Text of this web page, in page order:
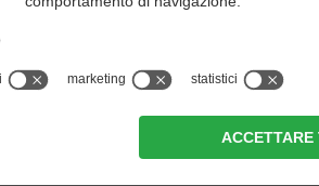
cui prende parte tutta la popolazione. La
lafesta comincia con una messa di
schiocco incredibilmente forte. Questa
potente e pulito.